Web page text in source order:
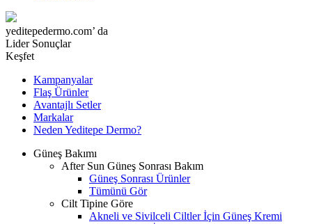
yeditepedermo.com’ da
Lider Sonuçlar
Keşfet
Kampanyalar
Flaş Ürünler
Avantajlı Setler
Markalar
Neden Yeditepe Dermo?
Güneş Bakımı
After Sun Güneş Sonrası Bakım
Güneş Sonrası Ürünler
Tümünü Gör
Cilt Tipine Göre
Akneli ve Sivilceli Ciltler İçin Güneş Kremi